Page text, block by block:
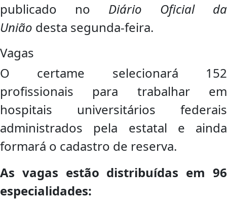
publicado no Diário Oficial da
União desta segunda-feira.
Vagas
O certame selecionará 152
profissionais para trabalhar em
hospitais universitários federais
administrados pela estatal e ainda
formará o cadastro de reserva.
As vagas estão distribuídas em 96
especialidades: